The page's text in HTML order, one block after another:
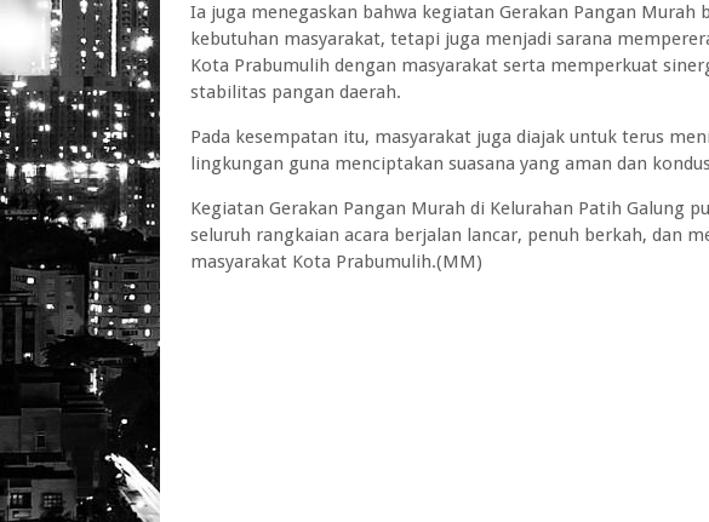
Ia juga menegaskan bahwa kegiatan Gerakan Pangan Murah
kebutuhan masyarakat, tetapi juga menjadi sarana
Kota Prabumulih dengan masyarakat serta memperkuat
stabilitas pangan daerah.
Pada kesempatan itu, masyarakat juga diajak untuk terus
lingkungan guna menciptakan suasana yang aman dan
Kegiatan Gerakan Pangan Murah di Kelurahan Patih Galung
seluruh rangkaian acara berjalan lancar, penuh berkah, dan
masyarakat Kota Prabumulih.(MM)